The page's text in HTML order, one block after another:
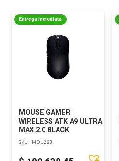
Entrega Inmediata
MOUSE GAMER
WIRELESS ATK A9 ULTRA
MAX 2.0 BLACK
SKU: MOU263